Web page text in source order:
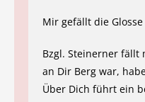
Mir gefällt die Glosse
Bzgl. Steinerner fällt
an Dir Berg war,
Über Dich führt ein